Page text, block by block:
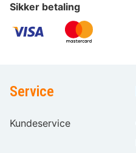
Sikker betaling
Service
Kundeservice